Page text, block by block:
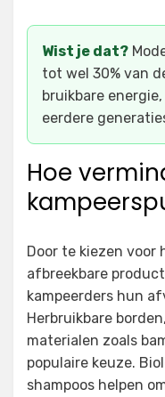
Wist je dat?
tot wel 30% van
bruikbare
eerdere
Hoe
Door te kiezen voor
afbreekbare
kampeerders hun
Herbruikbare
materialen zoals
populaire keuze.
shampoos helpen